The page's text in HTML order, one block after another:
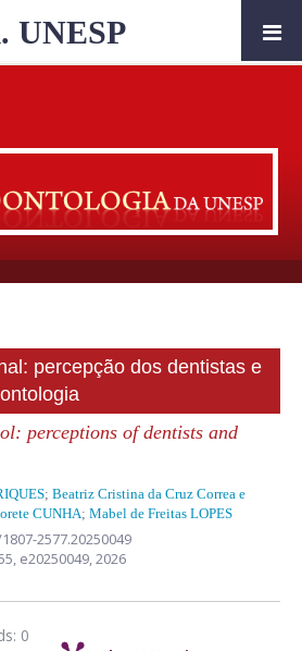
percepção dos dentistas e
perceptions of dentists and
; Beatriz Cristina da Cruz Correa e
CUNHA; Mabel de Freitas LOPES
2577.20250049
e20250049, 2026
0
UNESP